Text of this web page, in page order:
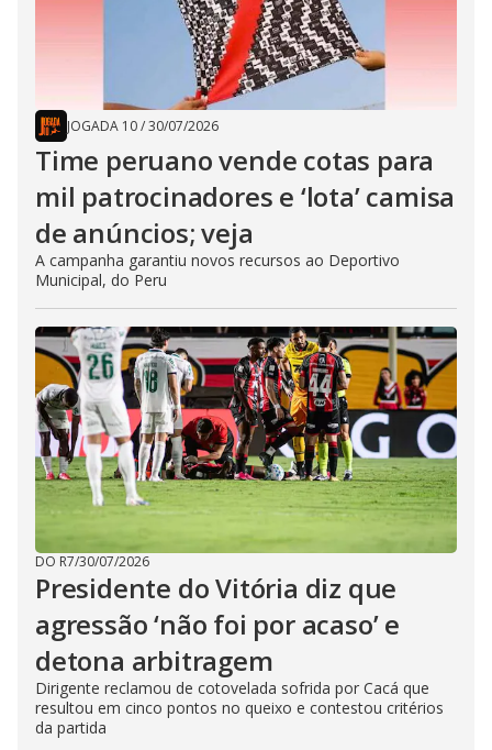
JOGADA 10/30/07/2026
Time peruano vende cotas para
mil patrocinadores e ‘lota’ camisa
de anúncios; veja
A campanha garantiu novos recursos ao Deportivo
Municipal, do Peru
DO R7/30/07/2026
Presidente do Vitória diz que
agressão ‘não foi por acaso’ e
detona arbitragem
Dirigente reclamou de cotovelada sofrida por Cacá que
resultou em cinco pontos no queixo e contestou critérios
da partida